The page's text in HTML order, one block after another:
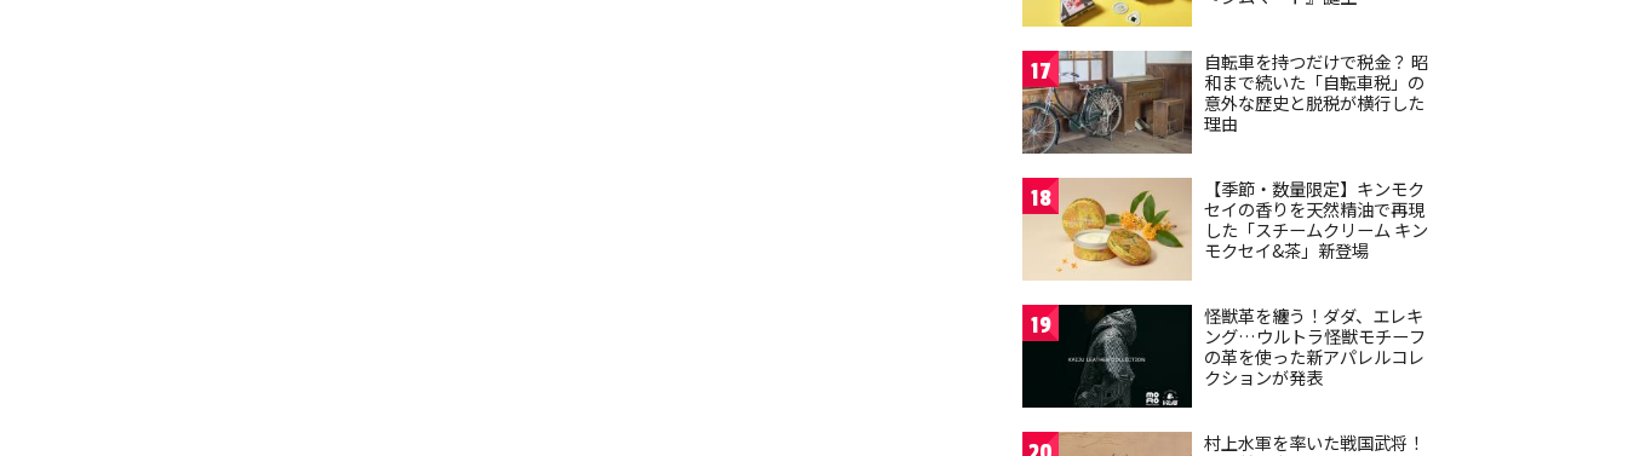
17
自転車を持つだけで税金？ 昭
和まで続いた「自転車税」の
意外な歴史と脱税が横行した
理由
18
【季節・数量限定】キンモク
セイの香りを天然精油で再現
した「スチームクリーム キン
モクセイ&茶」新登場
19
怪獣革を纏う！ダダ、エレキ
ング…ウルトラ怪獣モチーフ
の革を使った新アパレルコレ
クションが発表
村上水軍を率いた戦国武将！